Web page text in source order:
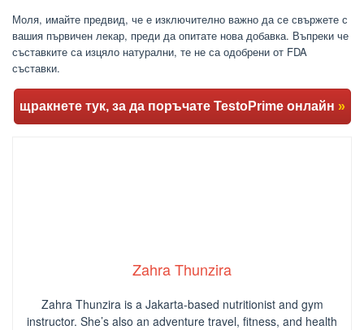
Моля, имайте предвид, че е изключително важно да се свържете с
вашия първичен лекар, преди да опитате нова добавка. Въпреки че
съставките са изцяло натурални, те не са одобрени от FDA
съставки.
щракнете тук, за да поръчате TestoPrime онлайн »
Zahra Thunzira
Zahra Thunzira is a Jakarta-based nutritionist and gym
instructor. She’s also an adventure travel, fitness, and health